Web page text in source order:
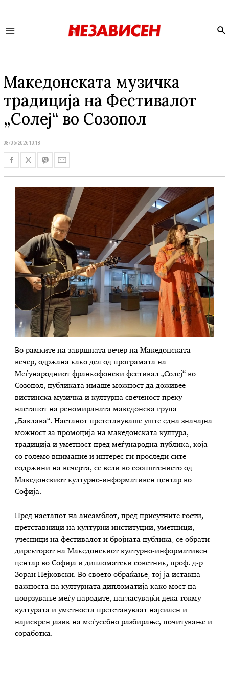
Македонската музичка
традиција на Фестивалот
„Солеј“ во Созопол
08/06/2026 10:18
Во рамките на завршната вечер на Македонската
вечер, одржана како дел од програмата на
Меѓународниот франкофонски фестивал „Солеј“ во
Созопол, публиката имаше можност да доживее
вистинска музичка и културна свеченост преку
настапот на реномираната македонска група
„Баклава“. Настанот претставуваше уште една значајна
можност за промоција на македонската култура,
традиција и уметност пред меѓународна публика, која
со големо внимание и интерес ги проследи сите
содржини на вечерта, се вели во соопштението од
Македонскиот културно-информативен центар во
Софија.
Пред настапот на ансамблот, пред присутните гости,
претставници на културни институции, уметници,
учесници на фестивалот и бројната публика, се обрати
директорот на Македонскиот културно-информативен
центар во Софија и дипломатски советник, проф. д-р
Зоран Пејковски. Во своето обраќање, тој ја истакна
важноста на културната дипломатија како мост на
поврзување меѓу народите, нагласувајќи дека токму
културата и уметноста претставуваат најсилен и
најискрен јазик на меѓусебно разбирање, почитување и
соработка.